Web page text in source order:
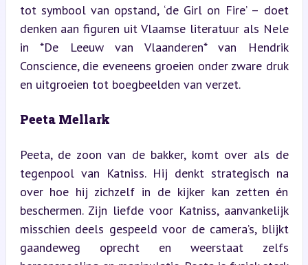
tot symbool van opstand, ‘de Girl on Fire’ – doet
denken aan figuren uit Vlaamse literatuur als Nele
in *De Leeuw van Vlaanderen* van Hendrik
Conscience, die eveneens groeien onder zware druk
en uitgroeien tot boegbeelden van verzet.
Peeta Mellark
Peeta, de zoon van de bakker, komt over als de
tegenpool van Katniss. Hij denkt strategisch na
over hoe hij zichzelf in de kijker kan zetten én
beschermen. Zijn liefde voor Katniss, aanvankelijk
misschien deels gespeeld voor de camera’s, blijkt
gaandeweg oprecht en weerstaat zelfs